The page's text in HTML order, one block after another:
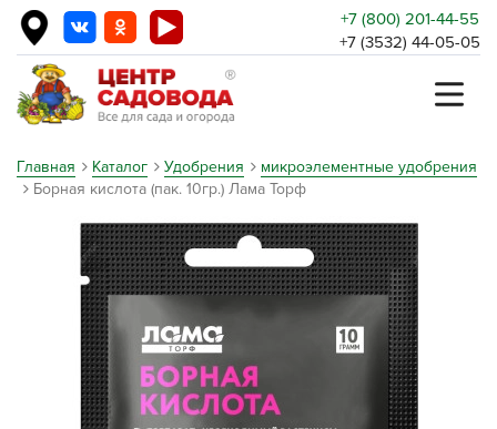
+7 (800) 201-44-55
+7 (3532) 44-05-05
Главная Каталог Удобрения
микроэлементные удобрения
Борная кислота (пак. 10гр.) Лама Торф